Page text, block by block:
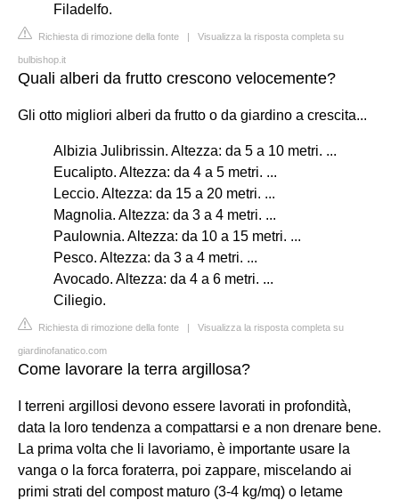
Filadelfo.
Richiesta di rimozione della fonte | Visualizza la risposta completa su
bulbishop.it
Quali alberi da frutto crescono velocemente?
Gli otto migliori alberi da frutto o da giardino a crescita...
Albizia Julibrissin. Altezza: da 5 a 10 metri. ...
Eucalipto. Altezza: da 4 a 5 metri. ...
Leccio. Altezza: da 15 a 20 metri. ...
Magnolia. Altezza: da 3 a 4 metri. ...
Paulownia. Altezza: da 10 a 15 metri. ...
Pesco. Altezza: da 3 a 4 metri. ...
Avocado. Altezza: da 4 a 6 metri. ...
Ciliegio.
Richiesta di rimozione della fonte | Visualizza la risposta completa su
giardinofanatico.com
Come lavorare la terra argillosa?
I terreni argillosi devono essere lavorati in profondità,
data la loro tendenza a compattarsi e a non drenare bene.
La prima volta che li lavoriamo, è importante usare la
vanga o la forca foraterra, poi zappare, miscelando ai
primi strati del compost maturo (3-4 kg/mq) o letame